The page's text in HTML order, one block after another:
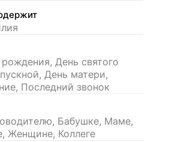
День святого
День матери,
Последний звонок
Бабушке, Маме,
Женщине, Коллеге